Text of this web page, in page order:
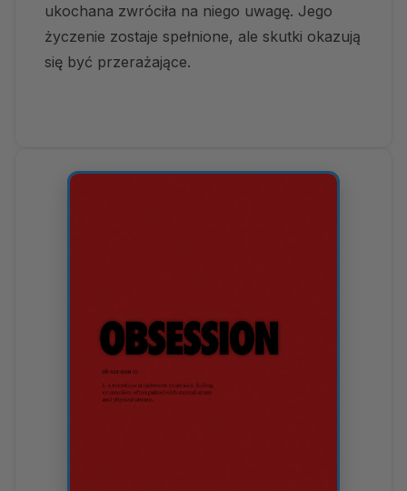
ukochana zwróciła na niego uwagę. Jego
życzenie zostaje spełnione, ale skutki okazują
się być przerażające.